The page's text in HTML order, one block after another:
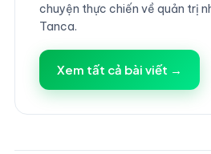
chuyện thực chiến về quản trị
Tanca.
Xem tất cả bài viết →